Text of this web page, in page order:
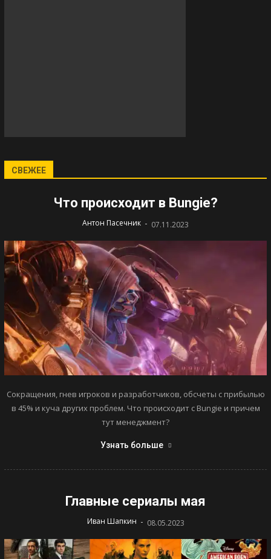
СВЕЖЕЕ
Что происходит в Bungie?
Антон Пасечник - 07.11.2023
Сокращения, гнев игроков и разработчиков, обсчеты с прибылью
в 45% и куча других проблем. Что происходит с Bungie и причем
тут менеджмент?
Узнать больше
Главные сериалы мая
Иван Шапкин - 08.05.2023